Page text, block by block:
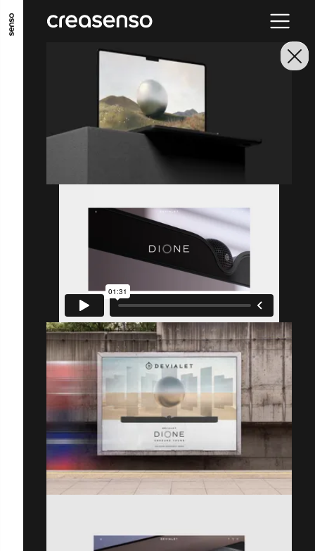
ALLER AU CONTENU PRINCIPAL
ALLER AU MENU PRINCIPAL
ALLER EN BAS DE PAGE